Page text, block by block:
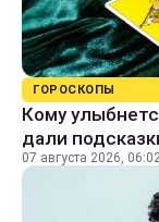
ГОРОСКОПЫ
Кому
дали
07 августа 2026,